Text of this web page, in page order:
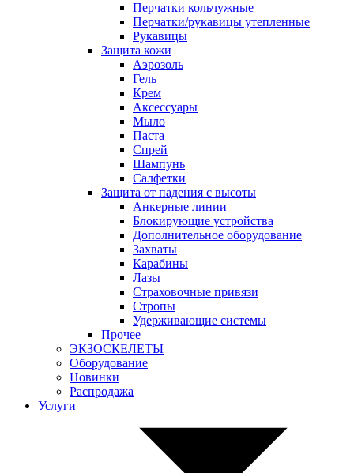
Перчатки кольчужные
Перчатки/рукавицы утепленные
Рукавицы
Защита кожи
Аэрозоль
Гель
Крем
Аксессуары
Мыло
Паста
Спрей
Шампунь
Салфетки
Защита от падения с высоты
Анкерные линии
Блокирующие устройства
Дополнительное оборудование
Захваты
Карабины
Лазы
Страховочные привязи
Стропы
Удерживающие системы
Прочее
ЭКЗОСКЕЛЕТЫ
Оборудование
Новинки
Распродажа
Услуги